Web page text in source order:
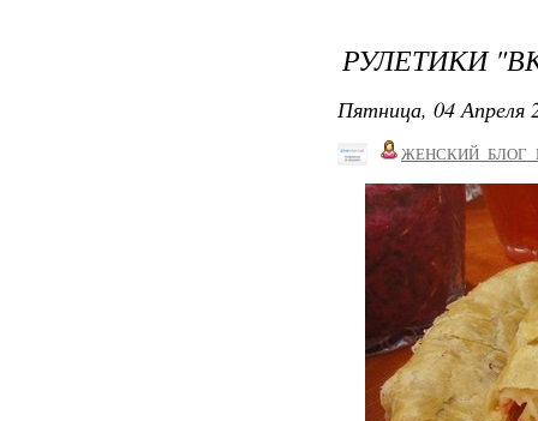
РУЛЕТИКИ
Пятница, 04 Апреля